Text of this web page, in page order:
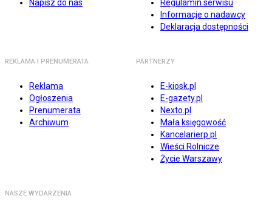
Napisz do nas
Regulamin serwisu
Informacje o nadawcy
Deklaracja dostępności
REKLAMA I PRENUMERATA
Reklama
Ogłoszenia
Prenumerata
Archiwum
PARTNERZY
E-kiosk.pl
E-gazety.pl
Nexto.pl
Mała księgowość
Kancelarierp.pl
Wieści Rolnicze
Życie Warszawy
NASZE WYDARZENIA